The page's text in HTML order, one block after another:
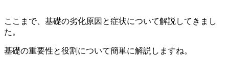
ここまで、基礎の劣化原因と症状について解説してきまし
た。
基礎の重要性と役割について簡単に解説しますね。